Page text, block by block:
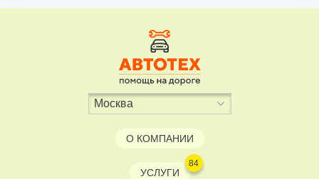
О КОМПАНИИ
УСЛУГИ
84